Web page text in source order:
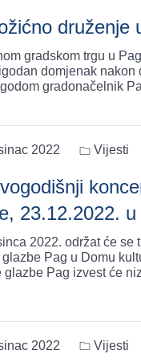
druženje
gradskom trgu u
domjenak nakon
gradonačelnik
2022 Vijesti
23.12.2022.
2022. održat će
Pag u Domu
glazbe Pag izvest će
2022 Vijesti